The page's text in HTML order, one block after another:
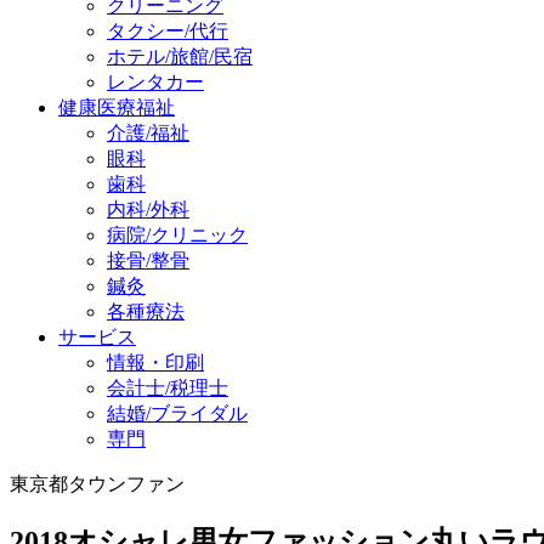
クリーニング
タクシー/代行
ホテル/旅館/民宿
レンタカー
健康医療福祉
介護/福祉
眼科
歯科
内科/外科
病院/クリニック
接骨/整骨
鍼灸
各種療法
サービス
情報・印刷
会計士/税理士
結婚/ブライダル
専門
東京都タウンファン